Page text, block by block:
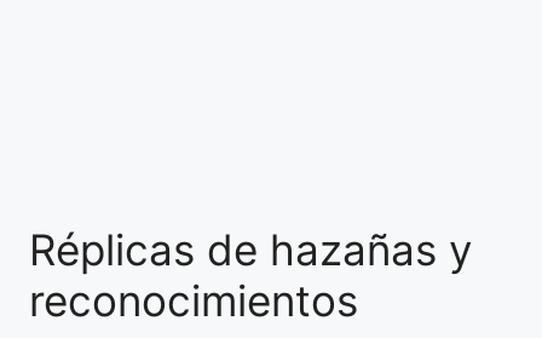
Réplicas de hazañas y
reconocimientos